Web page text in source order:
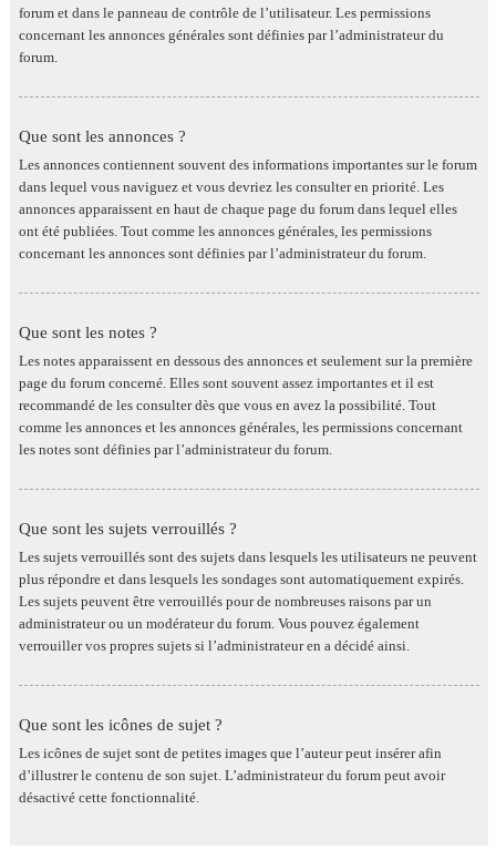
forum et dans le panneau de contrôle de l’utilisateur. Les permissions
concernant les annonces générales sont définies par l’administrateur du
forum.
Que sont les annonces ?
Les annonces contiennent souvent des informations importantes sur le forum
dans lequel vous naviguez et vous devriez les consulter en priorité. Les
annonces apparaissent en haut de chaque page du forum dans lequel elles
ont été publiées. Tout comme les annonces générales, les permissions
concernant les annonces sont définies par l’administrateur du forum.
Que sont les notes ?
Les notes apparaissent en dessous des annonces et seulement sur la première
page du forum concerné. Elles sont souvent assez importantes et il est
recommandé de les consulter dès que vous en avez la possibilité. Tout
comme les annonces et les annonces générales, les permissions concernant
les notes sont définies par l’administrateur du forum.
Que sont les sujets verrouillés ?
Les sujets verrouillés sont des sujets dans lesquels les utilisateurs ne peuvent
plus répondre et dans lesquels les sondages sont automatiquement expirés.
Les sujets peuvent être verrouillés pour de nombreuses raisons par un
administrateur ou un modérateur du forum. Vous pouvez également
verrouiller vos propres sujets si l’administrateur en a décidé ainsi.
Que sont les icônes de sujet ?
Les icônes de sujet sont de petites images que l’auteur peut insérer afin
d’illustrer le contenu de son sujet. L’administrateur du forum peut avoir
désactivé cette fonctionnalité.